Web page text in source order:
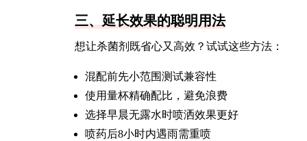
三、延长效果的聪明用法
想让杀菌剂既省心又高效？试试这些方法：
混配前先小范围测试兼容性
使用量杯精确配比，避免浪费
选择早晨无露水时喷洒效果更好
喷药后8小时内遇雨需重喷